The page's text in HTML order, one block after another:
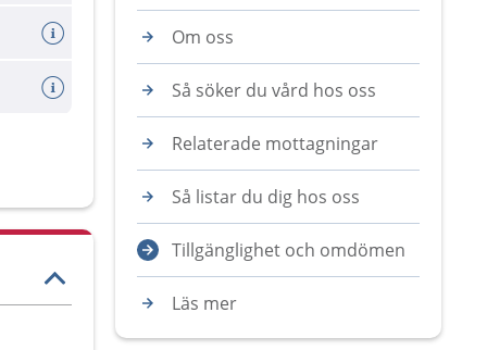
Om oss
Så söker du vård hos oss
Relaterade mottagningar
Så listar du dig hos oss
Tillgänglighet och omdömen
Läs mer